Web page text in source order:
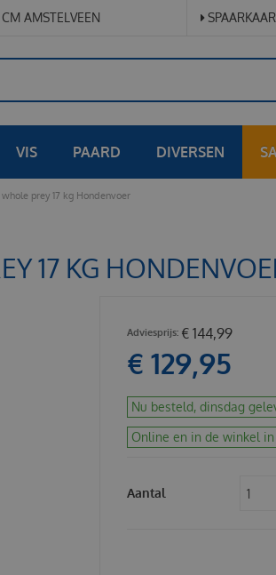
prey 17 kg Hondenvoer
AMSTELVEEN
VIS PAARD DIVERSEN
17 KG
€ 144,99
€ 129,95
Nu besteld, dinsdag
Online en in de winkel
Aantal